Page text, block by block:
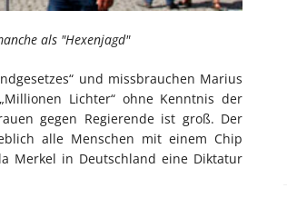
als "Hexenjagd"
und missbrauchen Marius
Lichter“ ohne Kenntnis der
gegen Regierende ist groß. Der
alle Menschen mit einem Chip
Merkel in Deutschland eine Diktatur